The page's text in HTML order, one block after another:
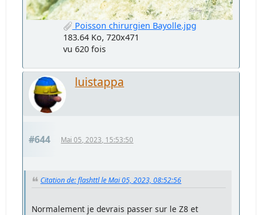
Poisson chirurgien Bayolle.jpg
183.64 Ko, 720x471
vu 620 fois
luistappa
#644 Mai 05, 2023, 15:53:50
Citation de: flashttl le Mai 05, 2023, 08:52:56
Normalement je devrais passer sur le Z8 et